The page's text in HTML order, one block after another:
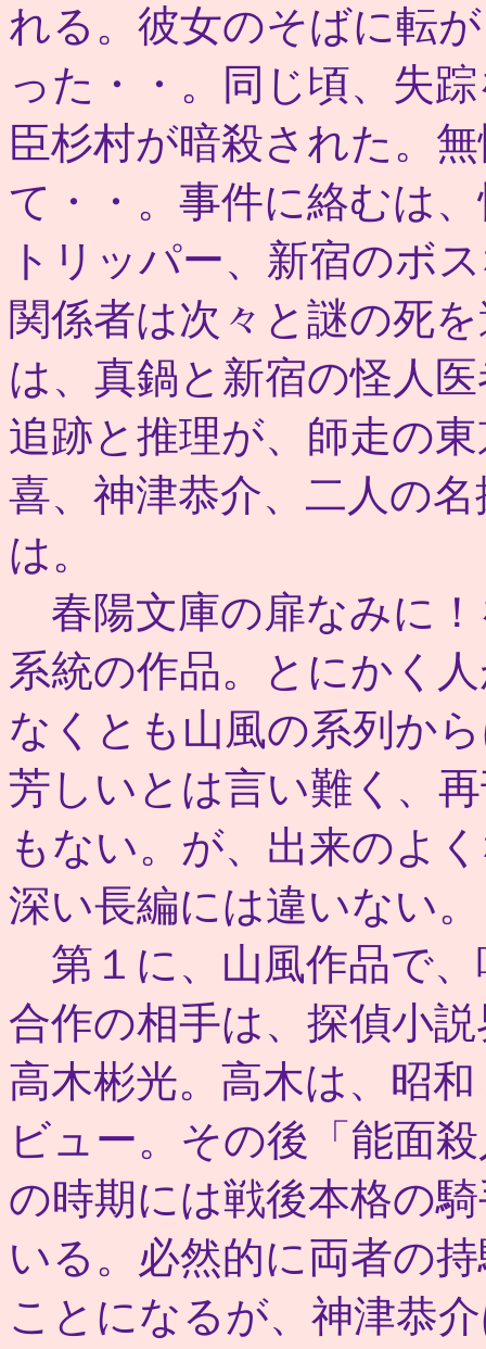
れる。彼女のそばに転
った・・。同じ頃、失
臣杉村が暗殺された。
て・・。事件に絡むは
トリッパー、新宿のボ
関係者は次々と謎の死
は、真鍋と新宿の怪人
追跡と推理が、師走の
喜、神津恭介、二人の
は。
春陽文庫の扉なみに
系統の作品。とにかく
なくとも山風の系列か
芳しいとは言い難く、
もない。が、出来のよ
深い長編には違いない。
第１に、山風作品で
合作の相手は、探偵小
高木彬光。高木は、昭
ビュー。その後「能面
の時期には戦後本格の
いる。必然的に両者の
ことになるが、神津恭